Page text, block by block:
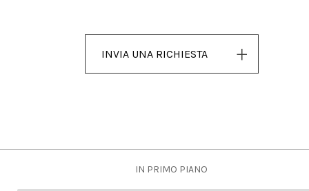
INVIA UNA RICHIESTA
IN PRIMO PIANO